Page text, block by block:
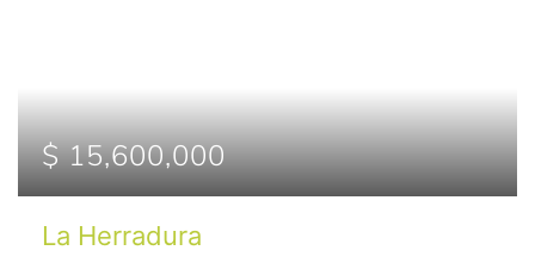
$ 15,600,000
La Herradura